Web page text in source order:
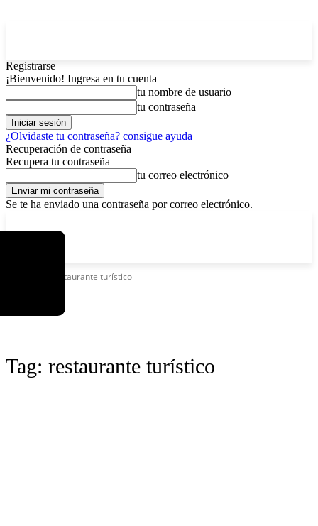
Registrarse
¡Bienvenido! Ingresa en tu cuenta
tu nombre de usuario
tu contraseña
¿Olvidaste tu contraseña? consigue ayuda
Recuperación de contraseña
Recupera tu contraseña
tu correo electrónico
Se te ha enviado una contraseña por correo electrónico.
Restaurante turístico
Tag: restaurante turístico